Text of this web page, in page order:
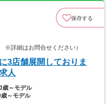
保存する
詳細はお問合せください）
3店舗展開しておりま
人
歳～モデル
歳～モデル